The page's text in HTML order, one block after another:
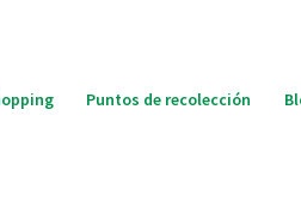
Puntos de recolección